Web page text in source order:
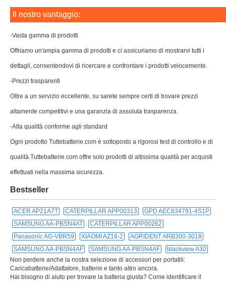
Il nostro vantaggio:
-Vasta gamma di prodotti
Offriamo un'ampia gamma di prodotti e ci assicuriamo di mostrarvi tutti i
dettagli, consentendovi di ricercare e confrontare i prodotti velocemente.
-Prezzi trasparenti
Oltre a un servizio eccellente, su sarete sempre certi di trovare prezzi
altamente competitivi e una garanzia di assoluta trasparenza.
-Alta qualità conforme agli standard
Ogni prodotto Tuttebatterie.com è sottoposto a rigorosi test di controllo e di
qualità.Tuttebatterie.com offre solo prodotti di altissima qualità per acquisti
effettuati nella massima sicurezza.
Bestseller
ACER AP21A7T CATERPILLAR APP00313
GPD AEC634791-4S1P
SAMSUNG AA-PBSN4AT
CATERPILLAR APP00262
Panasonic AG-VBR59
XIAOMI AZ16-2
AGRIDENT ARB300-3018
SAMSUNG AA-PBSN4AF
SAMSUNG AA-PBSN4AF
blackview A30
Non perdere anche la nostra selezione di accessori per portatili:
Caricabatterie/Adattatore, batterie e tanto altro ancora.
Hai bisogno di aiuto per trovare la batteria giusta? Come identificare il